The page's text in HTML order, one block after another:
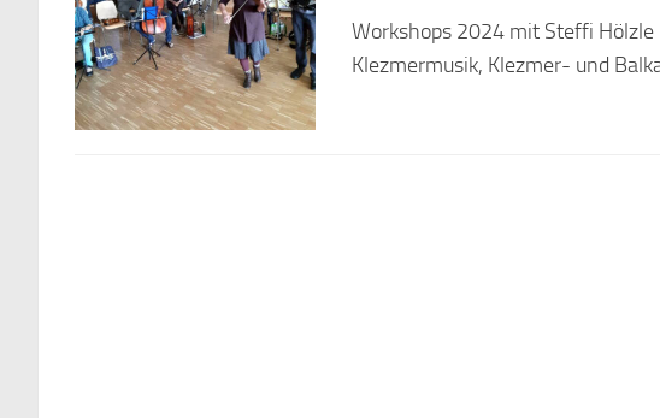
Workshops 2024 mit Steffi Hölzle
Klezmermusik, Klezmer- und